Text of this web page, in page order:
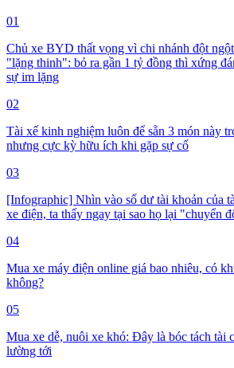
01
Chủ xe BYD thất vọng vì chi nhánh đột
"lặng thinh": bỏ ra gần 1 tỷ đồng thì xứng
sự im lặng
02
Tài xế kinh nghiệm luôn để sẵn 3 món này
nhưng cực kỳ hữu ích khi gặp sự cố
03
[Infographic] Nhìn vào số dư tài khoản của
xe điện, ta thấy ngay tại sao họ lại "chuyển
04
Mua xe máy điện online giá bao nhiêu, có
không?
05
Mua xe dễ, nuôi xe khó: Đây là bóc tách tài
lường tới